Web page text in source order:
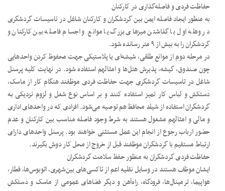
حفاظت فردی و فاصله‌گذاری در کارکنان
به منظور ایجاد فاصله ایمن بین گردشگران و کارکنان شاغل در تاسیسات گردشگری
در وهله اول با گذاشتن میزهای بزرگ یا موانع و اجسام فاصله بین کارکنان و
گردشگران را به بیش از ۹ متر رسانده شود.
در مرحله دوم از موانع طلقی، شیشه‌ای یا پلاستیکی جهت محفوظ کردن واحدهایی
چون صندوق، گیشه، پذیرش هتل‌ها و امثالهم استفاده شود. در نهایت کلیه پرسنل
شاغل در تاسیسات گردشگری جهت حفاظت فردی موظفند هنگام کار از ماسک،
دستکش و لباس کار تمیز استفاده کنند و بر اساس نوع شغل و لزوم نزدیکی به
گردشگران استفاده از شیلد محافظ هم توصیه می‌شود. افرادی که در واحدهای اداری
و مالی و امثالهم مشغول هستند به شرط وجود فاصله مناسب بین کارکنان و عدم
حضور ارباب رجوع از انجام این عمل مستثنی خواهند بود. پرسنل واحدهای دارای
ارتباط مستقیم با گردشگران موظفند قبل از خروج از محل کار دوش بگیرند.
حفاظت فردی گردشگران به منظور حفظ سلامت گردشگران
ایشان موظف هستند در وسایل نقلیه اعم از تاکسی‌های بین‌شهری، اتوبوس‌ها، قطار،
هواپیما، ترمینال‌ها، فرودگاه، راه‌آهن و دیگر فضاهای عمومی از ماسک و دستکش